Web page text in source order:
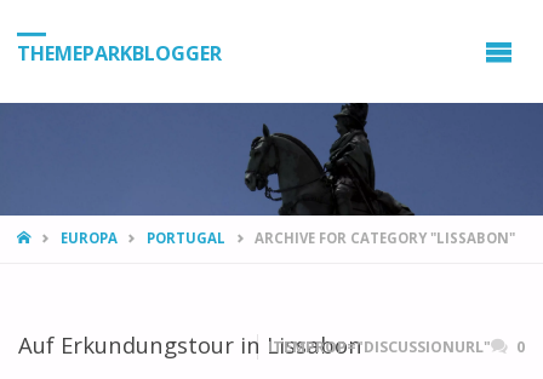
THEMEPARKBLOGGER
HOMEEUROPA PORTUGAL ARCHIVE FOR CATEGORY "LISSABON"
Auf Erkundungstour in LissabonITEMPROP="DISCUSSIONURL" 0